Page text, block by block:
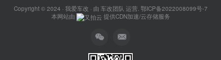
Copyright © 2024 · 我爱车改 · 由 车改团队 运营. 鄂ICP备2022008099号-7
本网站由
提供CDN加速/云存储服务